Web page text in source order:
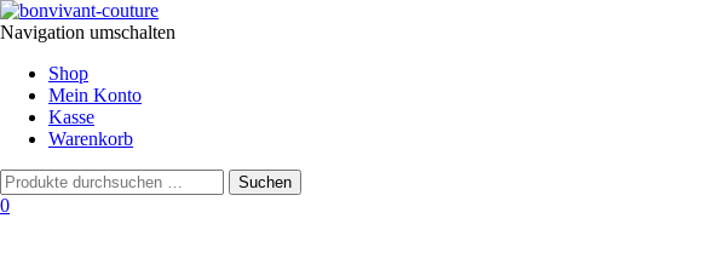
Navigation umschalten
Shop
Mein Konto
Kasse
Warenkorb
0